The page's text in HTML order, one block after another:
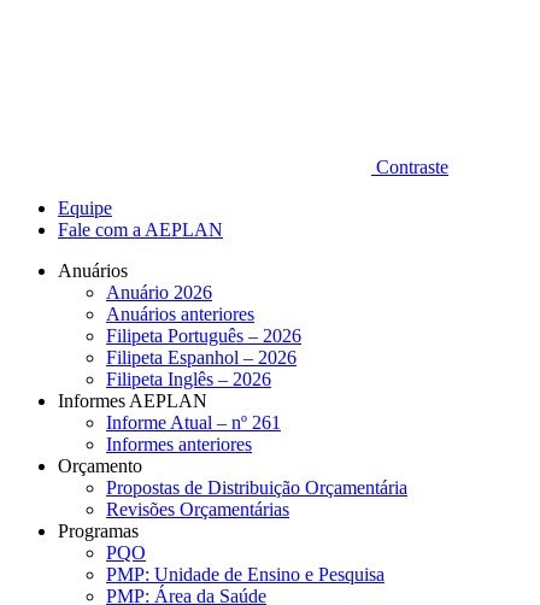
Contraste
Equipe
Fale com a AEPLAN
Anuários
Anuário 2026
Anuários anteriores
Filipeta Português – 2026
Filipeta Espanhol – 2026
Filipeta Inglês – 2026
Informes AEPLAN
Informe Atual – nº 261
Informes anteriores
Orçamento
Propostas de Distribuição Orçamentária
Revisões Orçamentárias
Programas
PQO
PMP: Unidade de Ensino e Pesquisa
PMP: Área da Saúde